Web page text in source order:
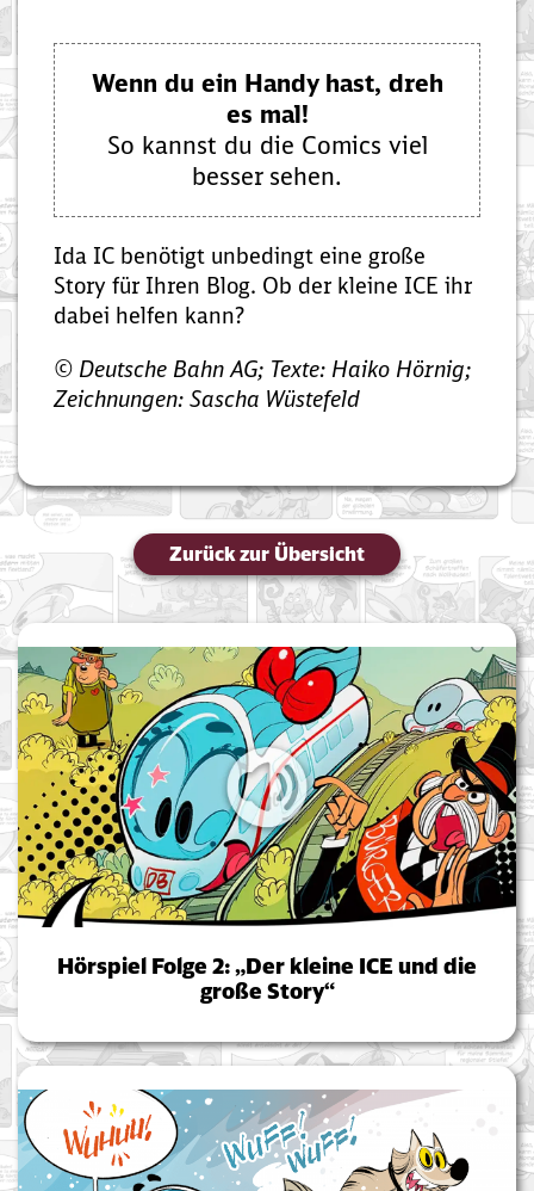
Wenn du ein Handy hast, dreh
es mal!
So kannst du die Comics viel
besser sehen.
Ida IC benötigt unbedingt eine große
Story für Ihren Blog. Ob der kleine ICE ihr
dabei helfen kann?
© Deutsche Bahn AG; Texte: Haiko Hörnig;
Zeichnungen: Sascha Wüstefeld
Zurück zur Übersicht
Hörspiel Folge 2: „Der kleine ICE und die
große Story“